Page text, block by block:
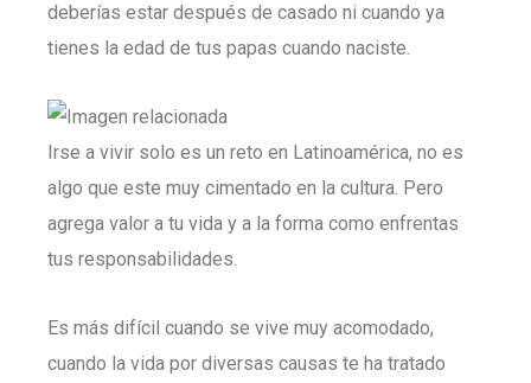
deberías estar después de casado ni cuando ya
tienes la edad de tus papas cuando naciste.
Irse a vivir solo es un reto en Latinoamérica, no es
algo que este muy cimentado en la cultura. Pero
agrega valor a tu vida y a la forma como enfrentas
tus responsabilidades.
Es más difícil cuando se vive muy acomodado,
cuando la vida por diversas causas te ha tratado